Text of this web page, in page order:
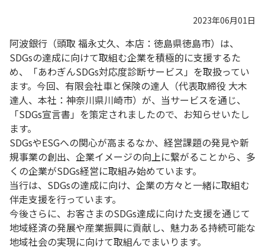
2023年06月01日
阿波銀行（頭取 福永丈久、本店：徳島県徳島市）は、
SDGsの達成に向けて取組む企業を積極的に支援するた
め、「あわぎんSDGs対応度診断サービス」を取扱ってい
ます。今回、有限会社車と保険の達人（代表取締役 大木
達人、本社：神奈川県川崎市）が、当サービスを通じ、
「SDGs宣言書」を策定されましたので、お知らせいたし
ます。
SDGsやESGへの関心が高まるなか、経営課題の発見や新
規事業の創出、企業イメージの向上に繋がることから、多
くの企業がSDGs経営に取組み始めています。
当行は、SDGsの達成に向け、企業の方々と一緒に取組む
伴走支援を行っています。
今後さらに、お客さまのSDGs達成に向けた支援を通じて
地域経済の発展や産業振興に貢献し、魅力ある持続可能な
地域社会の実現に向けて取組んでまいります。